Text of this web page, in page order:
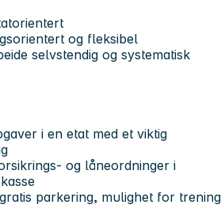
og fleksibel
selvstendig og systematisk
i en etat med et viktig
og låneordninger i
parkering, mulighet for trening